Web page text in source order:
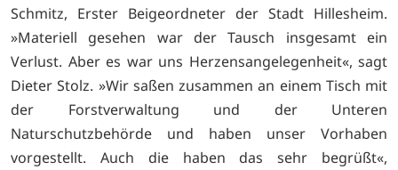
Schmitz, Erster Beigeordneter der Stadt Hillesheim.
»Materiell gesehen war der Tausch insgesamt ein
Verlust. Aber es war uns Herzensangelegenheit«, sagt
Dieter Stolz. »Wir saßen zusammen an einem Tisch mit
der Forstverwaltung und der Unteren
Naturschutzbehörde und haben unser Vorhaben
vorgestellt. Auch die haben das sehr begrüßt«,